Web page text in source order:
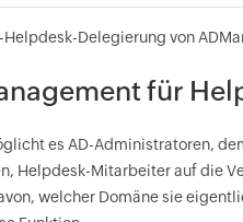
Delegierung von
für
es AD-Administratoren,
Helpdesk-Mitarbeiter auf die
welcher Domäne sie